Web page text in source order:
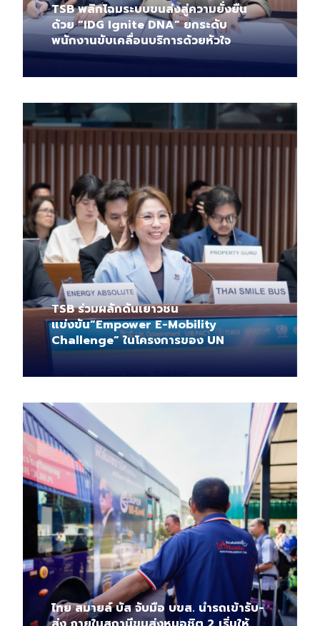
TSB พลิกโฉมระบบขนส่งสู่ความยั่งยืน
ด้วย “IDG Ignite DNA” ยกระดับ
พนักงานขับเคลื่อนบริการด้วยหัวใจ
TSB ร่วมผลักดันเยาวชน
แข่งขัน”Empower E-Mobility
Challenge” ในโครงการของ UN
ไทย สมายล์ บัส จับมือ บขส. นำรถเข้ารับ-